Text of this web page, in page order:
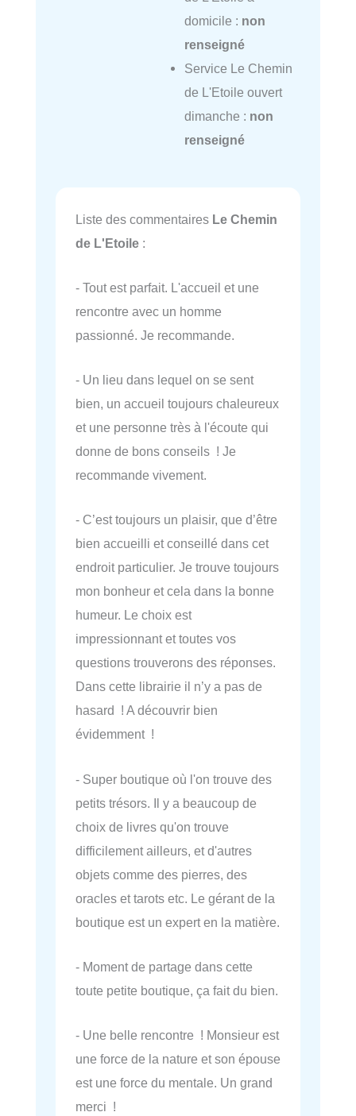
domicile : non
renseigné
Service Le Chemin
de L'Etoile ouvert
dimanche : non
renseigné
Liste des commentaires Le Chemin
de L'Etoile :
- Tout est parfait. L'accueil et une
rencontre avec un homme
passionné. Je recommande.
- Un lieu dans lequel on se sent
bien, un accueil toujours chaleureux
et une personne très à l'écoute qui
donne de bons conseils ! Je
recommande vivement.
- C’est toujours un plaisir, que d’être
bien accueilli et conseillé dans cet
endroit particulier. Je trouve toujours
mon bonheur et cela dans la bonne
humeur. Le choix est
impressionnant et toutes vos
questions trouverons des réponses.
Dans cette librairie il n’y a pas de
hasard ! A découvrir bien
évidemment !
- Super boutique où l'on trouve des
petits trésors. Il y a beaucoup de
choix de livres qu'on trouve
difficilement ailleurs, et d'autres
objets comme des pierres, des
oracles et tarots etc. Le gérant de la
boutique est un expert en la matière.
- Moment de partage dans cette
toute petite boutique, ça fait du bien.
- Une belle rencontre ! Monsieur est
une force de la nature et son épouse
est une force du mentale. Un grand
merci !